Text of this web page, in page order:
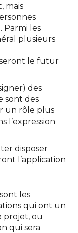
mais
Parmi les
plusieurs
le futur
des
sont des
un rôle plus
l’expression
disposer
l’application
les
qui ont un
projet, ou
qui sera